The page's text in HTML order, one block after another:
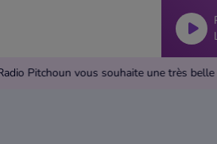
TV - Radio Pitchoun vous souhaite une